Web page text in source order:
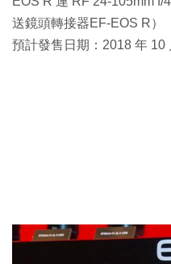
送鏡頭轉接器EF-EOS R）
預計發售日期：2018 年 10